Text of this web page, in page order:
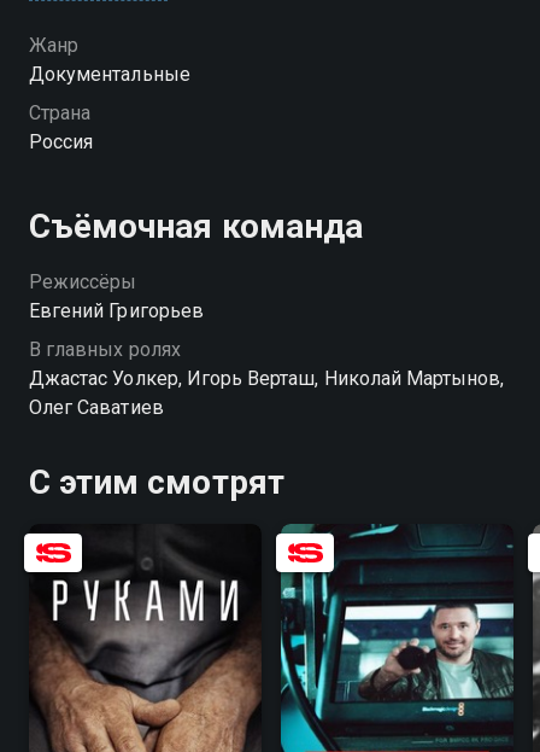
долгий путь к своему призванию. Их истории
удивляют, вдохновляют и дарят надежду.
Жанр
Документальные
Страна
Россия
Съёмочная команда
Режиссёры
Евгений Григорьев
В главных ролях
Джастас Уолкер, Игорь Верташ, Николай Мартынов,
Олег Саватиев
С этим смотрят